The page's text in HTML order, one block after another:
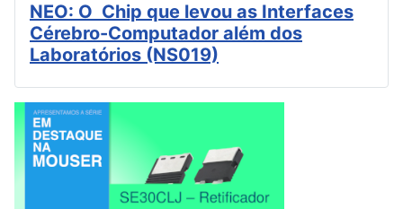
NEO: O Chip que levou as Interfaces
Cérebro-Computador além dos
Laboratórios (NS019)